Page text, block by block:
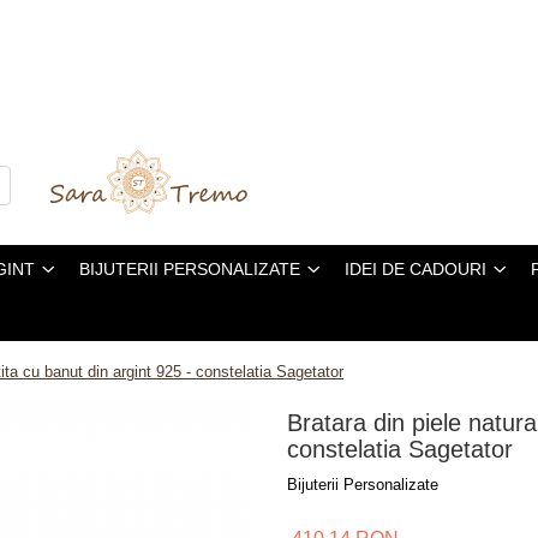
BIJUTERII PERSONALIZATE IDEI DE CADOURI
cu banut din argint 925 - constelatia Sagetator
Bratara din piele
constelatia Sagetator
Bijuterii Personalizate